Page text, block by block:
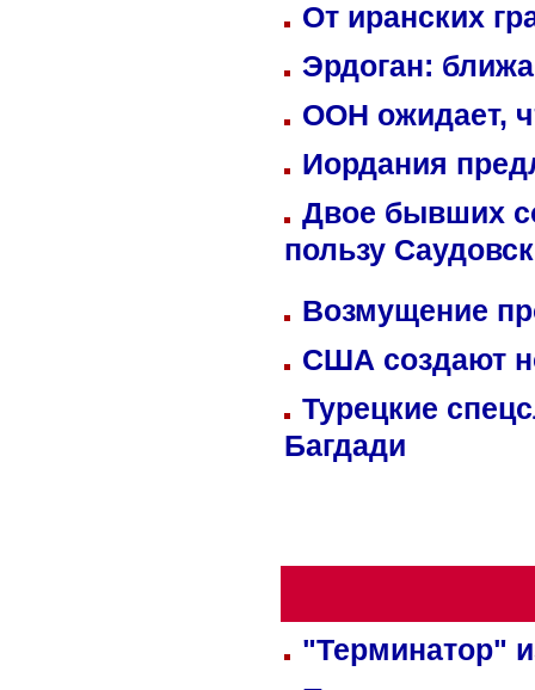
От иранских
Эрдоган:
ООН ожидает,
Иордания
Двое бывших
пользу
Возмущение
США создают
Турецкие
Багдади
"Терминатор"